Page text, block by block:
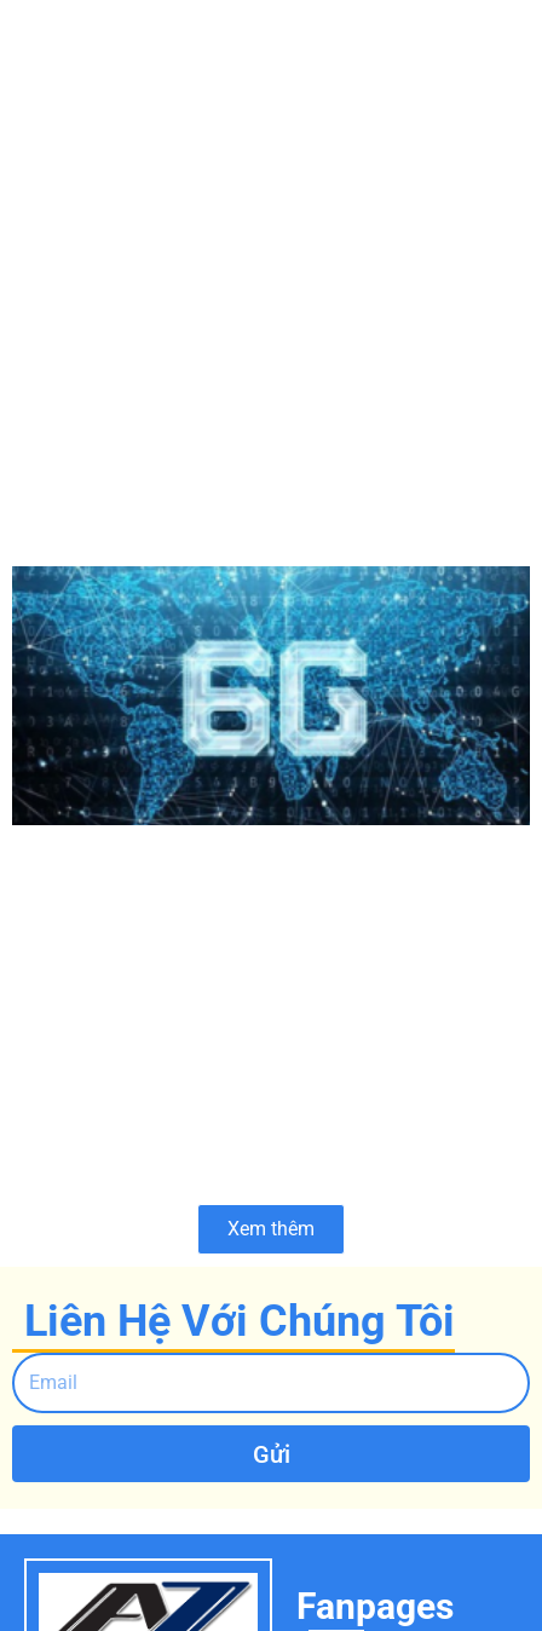
Xem thêm
Liên Hệ Với Chúng Tôi
Gửi
Fanpages